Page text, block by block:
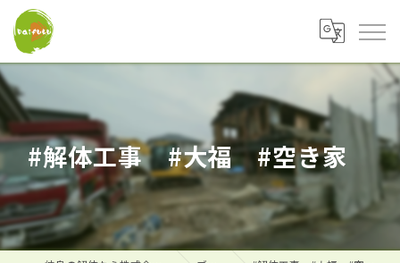
#解体工事 #大福 #空き家